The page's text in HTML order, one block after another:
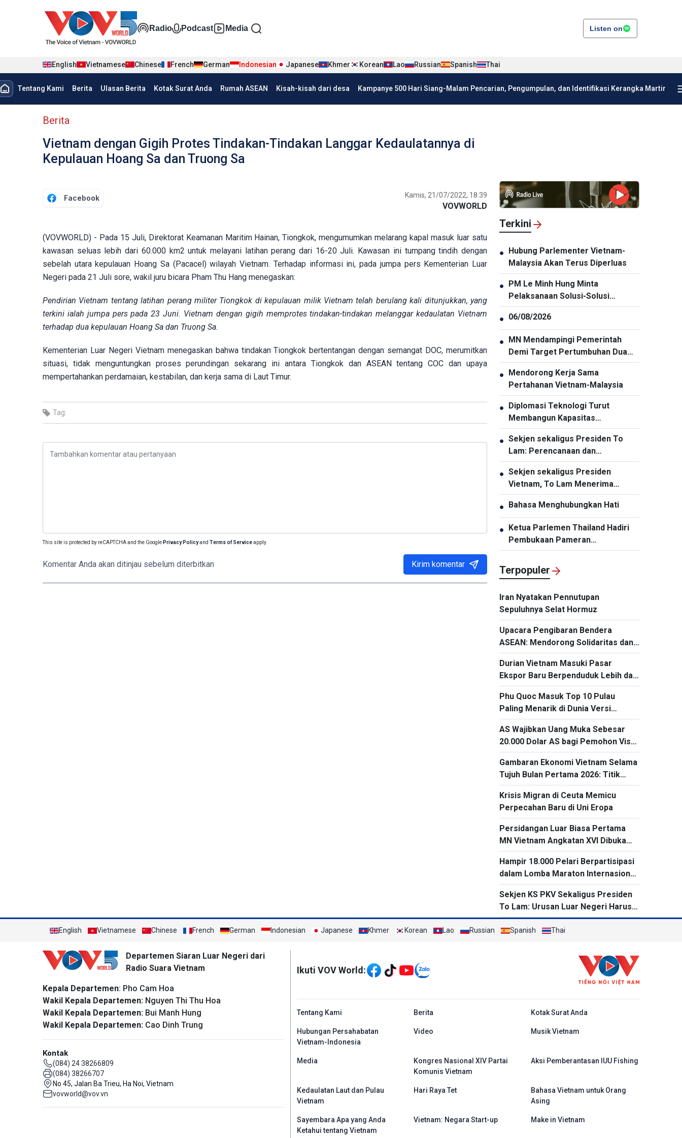
Đa phương tiện tiếng Indo
Radio Podcast Media Listen on
English Vietnamese Chinese French German Indonesian Japanese Khmer Korean Lao Russian Spanish Thai
menu trang chủ tiếng Indo
Tentang Kami Berita Ulasan Berita Kotak Surat Anda Rumah ASEAN Kisah-kisah dari desa Kampanye 500 Hari Siang-Malam Pencarian, Pengumpulan, dan Identifikasi Kerangka Martir
menu phụ tiếng Indo
Berita
Vietnam dengan Gigih Protes Tindakan-Tindakan Langgar Kedaulatannya di
Kepulauan Hoang Sa dan Truong Sa
Facebook Kamis, 21/07/2022, 18:39
VOVWORLD
(VOVWORLD) - Pada 15 Juli, Direktorat Keamanan Maritim Hainan, Tiongkok, mengumumkan melarang kapal masuk luar satu
kawasan seluas lebih dari 60.000 km2 untuk melayani latihan perang dari 16-20 Juli. Kawasan ini tumpang tindih dengan
sebelah utara kepulauan Hoang Sa (Pacacel) wilayah Vietnam. Terhadap informasi ini, pada jumpa pers Kementerian Luar
Negeri pada 21 Juli sore, wakil juru bicara Pham Thu Hang menegaskan:
Pendirian Vietnam tentang latihan perang militer Tiongkok di kepulauan milik Vietnam telah berulang kali ditunjukkan, yang
terkini ialah jumpa pers pada 23 Juni. Vietnam dengan gigih memprotes tindakan-tindakan melanggar kedaulatan Vietnam
terhadap dua kepulauan Hoang Sa dan Truong Sa.
Kementerian Luar Negeri Vietnam menegaskan bahwa tindakan Tiongkok bertentangan dengan semangat DOC, merumitkan
situasi, tidak menguntungkan proses perundingan sekarang ini antara Tiongkok dan ASEAN tentang COC dan upaya
mempertahankan perdamaian, kestabilan, dan kerja sama di Laut Timur.
Tag:
This site is protected by reCAPTCHA and the Google Privacy Policyand Terms of Serviceapply.
Komentar Anda akan ditinjau sebelum diterbitkan Kirim komentar
Terkini
● Hubung Parlementer Vietnam-
Malaysia Akan Terus Diperluas
● PM Le Minh Hung Minta
Pelaksanaan Solusi-Solusi
Penjaminan Keamanan Siber
Secara Menyeluruh dan Sinkron
● 06/08/2026
● MN Mendampingi Pemerintah
Demi Target Pertumbuhan Dua
Digit
● Mendorong Kerja Sama
Pertahanan Vietnam-Malaysia
● Diplomasi Teknologi Turut
Membangun Kapasitas
Pembangunan Nasional
● Sekjen sekaligus Presiden To
Lam: Perencanaan dan
Penyelenggaraan Pengembangan
Infrastruktur Harus Diperbarui
● Sekjen sekaligus Presiden
Vietnam, To Lam Menerima
Panglima Komando Pasifik AS,
Samuel Paparo
● Bahasa Menghubungkan Hati
● Ketua Parlemen Thailand Hadiri
Pembukaan Pameran
“Memperingati HUT ke-50
Hubungan Diplomatik Vietnam-
Thailand”
Terpopuler
Iran Nyatakan Pennutupan
Sepuluhnya Selat Hormuz
Upacara Pengibaran Bendera
ASEAN: Mendorong Solidaritas dan
Kerja Sama demi Masa Depan
Kawasan
Durian Vietnam Masuki Pasar
Ekspor Baru Berpenduduk Lebih dari
Satu Miliar Jiwa
Phu Quoc Masuk Top 10 Pulau
Paling Menarik di Dunia Versi
Expedia1
AS Wajibkan Uang Muka Sebesar
20.000 Dolar AS bagi Pemohon Visa
dari 50 Negara
Gambaran Ekonomi Vietnam Selama
Tujuh Bulan Pertama 2026: Titik
Cerah dari kegiatan Ekspor dan
Impor
Krisis Migran di Ceuta Memicu
Perpecahan Baru di Uni Eropa
Persidangan Luar Biasa Pertama
MN Vietnam Angkatan XVI Dibuka
pada 3 Agustus
Hampir 18.000 Pelari Berpartisipasi
dalam Lomba Maraton Internasional
Warisan Ha Long 2026
Sekjen KS PKV Sekaligus Presiden
To Lam: Urusan Luar Negeri Harus
Mengubah Kerangka Kerja Sama
Menjadi Proyek-Proyek Konkret dan
Substansial sebagai Tolok Ukur
English Vietnamese Chinese French German Indonesian Japanese Khmer Korean Lao Russian Spanish Thai
Departemen Siaran Luar Negeri dari
Radio Suara Vietnam
Kepala Departemen: Pho Cam Hoa
Wakil Kepala Departemen: Nguyen Thi Thu Hoa
Wakil Kepala Departemen: Bui Manh Hung
Wakil Kepala Departemen: Cao Dinh Trung
Kontak
(084) 24 38266809
(084) 38266707
No 45, Jalan Ba Trieu, Ha Noi, Vietnam
vovworld@vov.vn
Mạng xã hội
Ikuti VOV World:
menu footer tiếng Indo
Tentang Kami Berita Kotak Surat Anda
Hubungan Persahabatan
Vietnam-Indonesia
Video Musik Vietnam
Media
Kongres Nasional XIV Partai
Komunis Vietnam
Aksi Pemberantasan IUU Fishing
Kedaulatan Laut dan Pulau
Vietnam
Hari Raya Tet
Bahasa Vietnam untuk Orang
Asing
Sayembara Apa yang Anda
Ketahui tentang Vietnam
Vietnam: Negara Start-up Make in Vietnam